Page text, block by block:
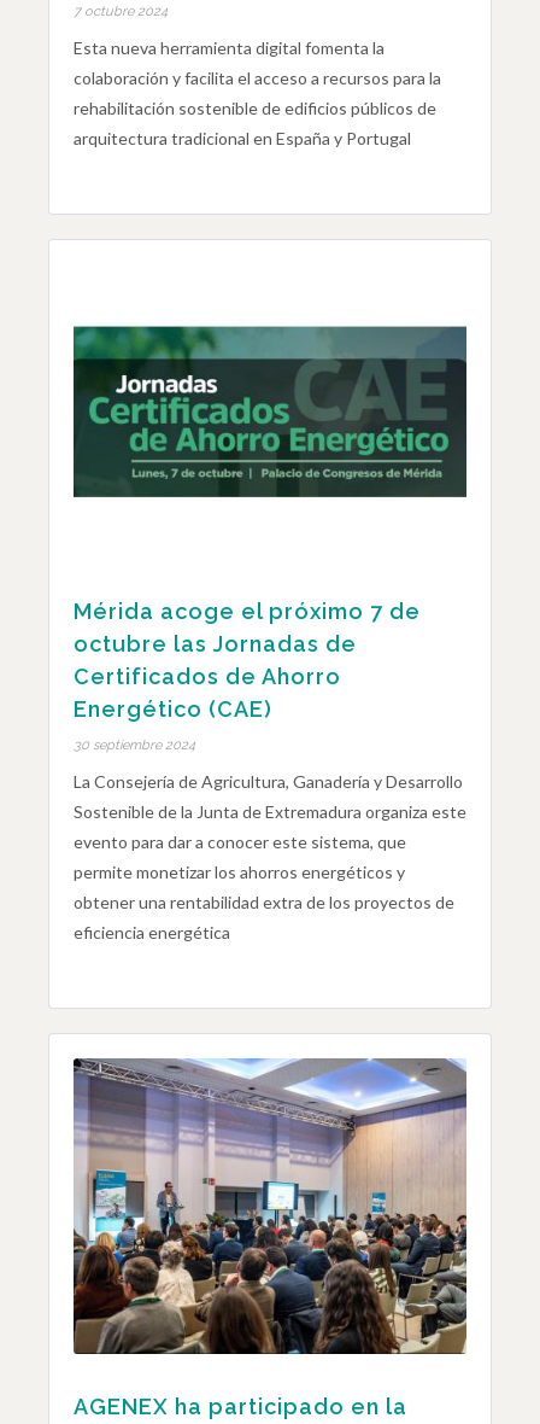
7 octubre 2024
Esta nueva herramienta digital fomenta la
colaboración y facilita el acceso a recursos para la
rehabilitación sostenible de edificios públicos de
arquitectura tradicional en España y Portugal
Mérida acoge el próximo 7 de
octubre las Jornadas de
Certificados de Ahorro
Energético (CAE)
30 septiembre 2024
La Consejería de Agricultura, Ganadería y Desarrollo
Sostenible de la Junta de Extremadura organiza este
evento para dar a conocer este sistema, que
permite monetizar los ahorros energéticos y
obtener una rentabilidad extra de los proyectos de
eficiencia energética
AGENEX ha participado en la